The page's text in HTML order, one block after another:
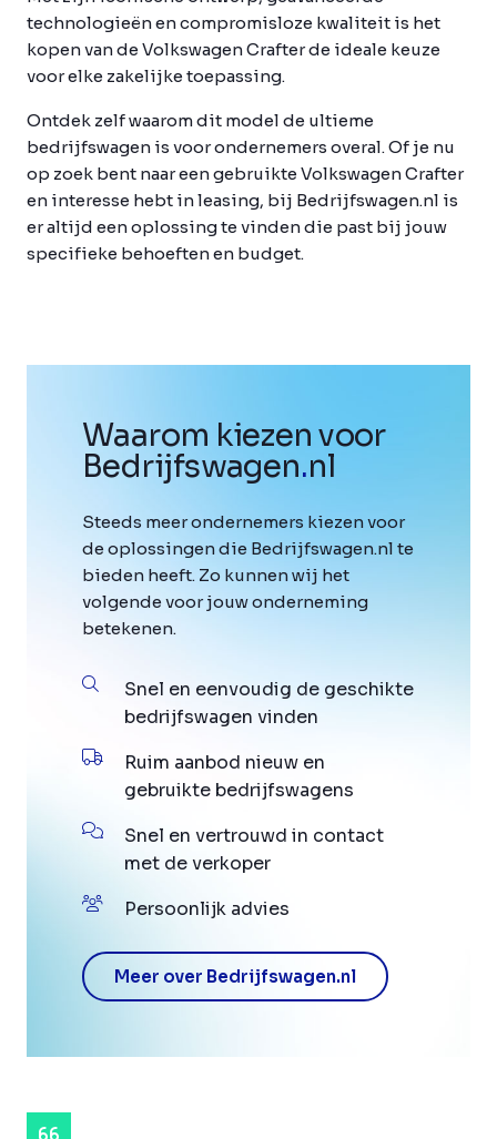
technologieën en compromisloze kwaliteit is het
kopen van de Volkswagen Crafter de ideale keuze
voor elke zakelijke toepassing.
Ontdek zelf waarom dit model de ultieme
bedrijfswagen is voor ondernemers overal. Of je nu
op zoek bent naar een gebruikte Volkswagen Crafter
en interesse hebt in leasing, bij Bedrijfswagen.nl is
er altijd een oplossing te vinden die past bij jouw
specifieke behoeften en budget.
Waarom kiezen voor
Bedrijfswagen.nl
Steeds meer ondernemers kiezen voor
de oplossingen die Bedrijfswagen.nl te
bieden heeft. Zo kunnen wij het
volgende voor jouw onderneming
betekenen.
Snel en eenvoudig de geschikte
bedrijfswagen vinden
Ruim aanbod nieuw en
gebruikte bedrijfswagens
Snel en vertrouwd in contact
met de verkoper
Persoonlijk advies
Meer over Bedrijfswagen.nl